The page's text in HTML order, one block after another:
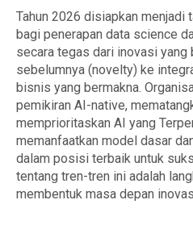
Tahun 2026 disiapkan menjadi
bagi penerapan data science
secara tegas dari inovasi yang
sebelumnya (novelty) ke
bisnis yang bermakna.
pemikiran AI-native,
memprioritaskan AI yang
memanfaatkan model dasar
dalam posisi terbaik untuk
tentang tren-tren ini adalah
membentuk masa depan